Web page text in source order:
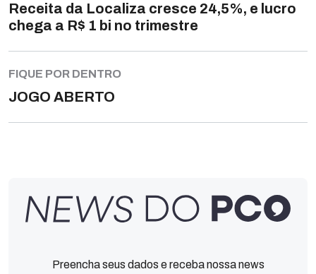
Receita da Localiza cresce 24,5%, e lucro
chega a R$ 1 bi no trimestre
FIQUE POR DENTRO
JOGO ABERTO
Preencha seus dados e receba nossa news